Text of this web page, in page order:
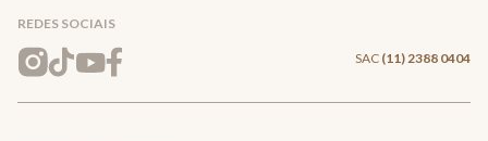
Mapa do Site
Wishlist
Entrega e Frete
Trocas e Devoluções
REDES SOCIAIS
SAC (11) 2388 0404